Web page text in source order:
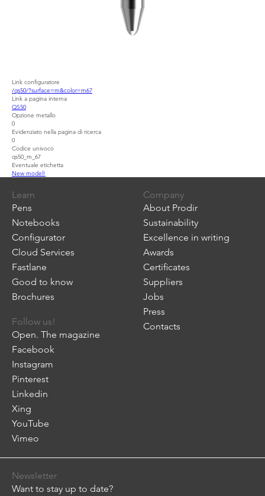
Link configuratore
/qs50/?surface=m&color=m67
Link a pagina interna
QS50
Opzione metallo
0
Evidenziato nella pagina di ricerca
0
Codice univoco
qs50_m_67
Eventuale etichetta
New model!
Learn
Pens
Notebooks
Configurator
Cloud Services
Fastlane
Good to know
Brochures
Company
About Prodir
Sustainability
Excellence in writing
Awards
Certificates
Suppliers
Jobs
Press
Contacts
Follow us!
Open. The magazine
Facebook
Instagram
Pinterest
Linkedin
Xing
YouTube
Vimeo
Newsletter
Want to stay up to date?